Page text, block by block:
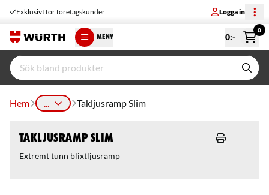
Exklusivt för företagskunder Logga in
MENY 0:-
0
Hem ... Takljusramp Slim
Takljusramp Slim
Extremt tunn blixtljusramp